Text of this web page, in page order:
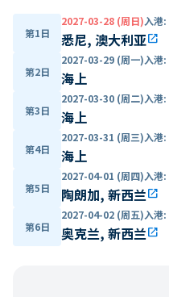
第1日
2027-03-28 (周日)入港:
悉尼, 澳大利亚open_in_new
第2日
2027-03-29 (周一)入港:
海上
第3日
2027-03-30 (周二)入港:
海上
第4日
2027-03-31 (周三)入港:
海上
第5日
2027-04-01 (周四)入港:
陶朗加, 新西兰open_in_new
第6日
2027-04-02 (周五)入港:
奥克兰, 新西兰open_in_new